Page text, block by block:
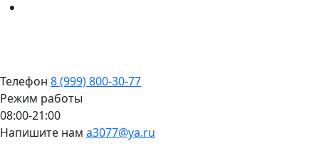
Телефон 8 (999) 800-30-77
Режим работы
08:00-21:00
Напишите нам a3077@ya.ru